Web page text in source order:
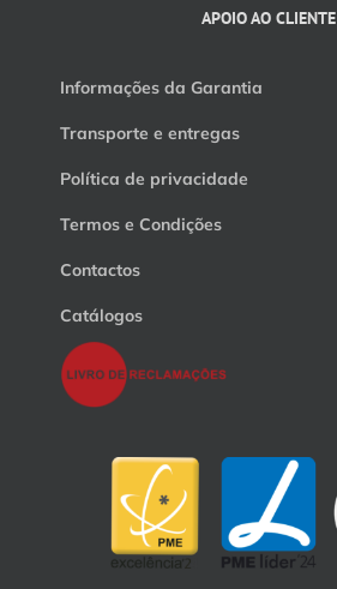
APOIO AO CLIENTE
Informações da Garantia
Transporte e entregas
Política de privacidade
Termos e Condições
Contactos
Catálogos